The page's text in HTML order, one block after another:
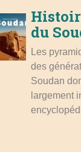
du
Les
des
Soudan
largement